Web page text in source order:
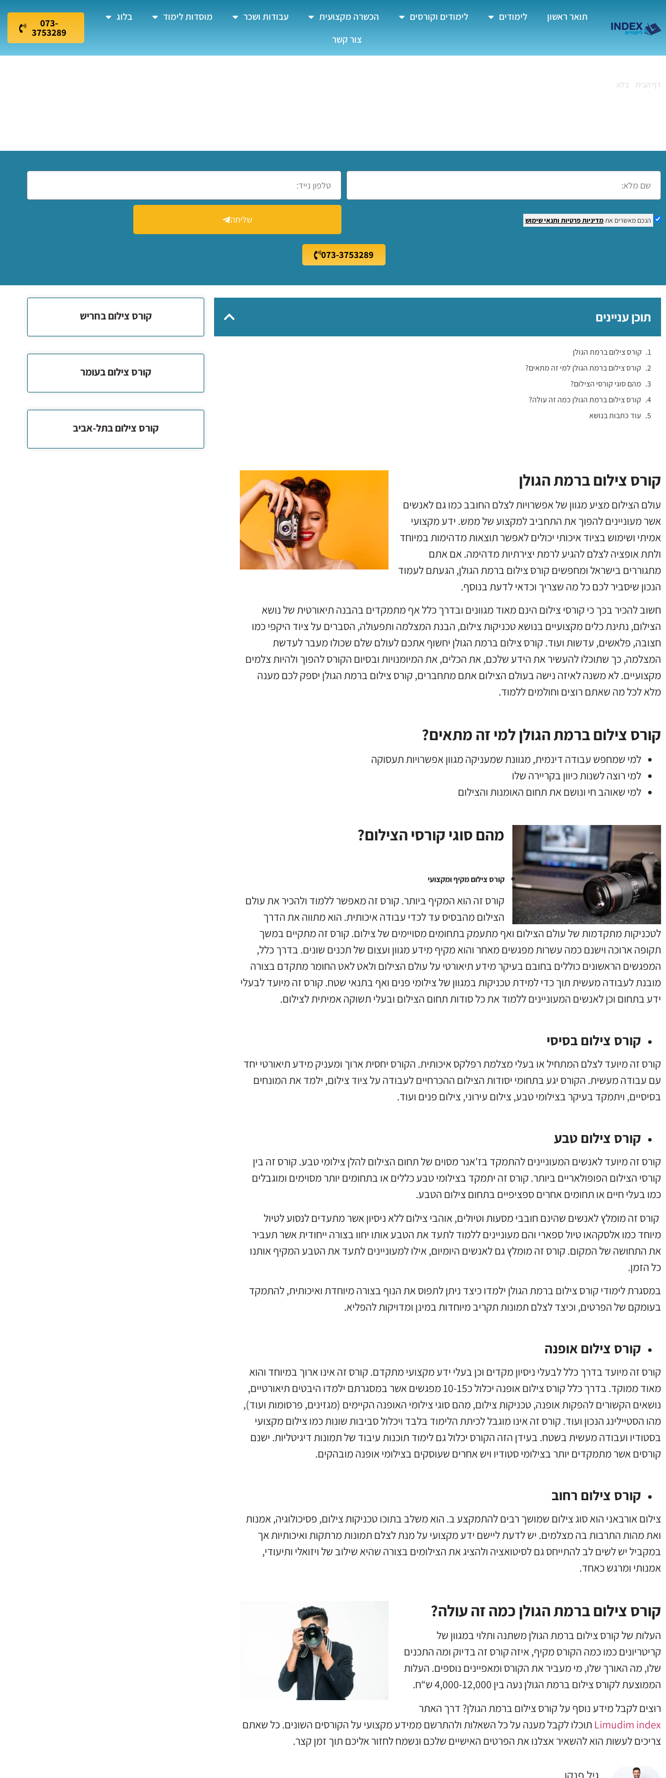
תואר ראשון לימודים לימודים וקורסים הכשרה מקצועית עבודות ושכר מוסדות לימוד
בלוג
צור קשר
073-
3753289
דף הבית בלוג
הנכם מאשרים את מדיניות פרטיות ותנאי שימוש שליחה
073-3753289
תוכן עניינים
קורס צילום ברמת הגולן
קורס צילום ברמת הגולן למי זה מתאים?
מהם סוגי קורסי הצילום?
קורס צילום ברמת הגולן כמה זה עולה?
עוד כתבות בנושא
קורס צילום ברמת הגולן
עולם הצילום מציע מגוון של אפשרויות לצלם החובב כמו גם לאנשים
אשר מעוניינים להפוך את התחביב למקצוע של ממש. ידע מקצועי
אמיתי ושימוש בציוד איכותי יכולים לאפשר תוצאות מדהימות במיוחד
ולתת אופציה לצלם להגיע לרמת יצירתיות מדהימה. אם אתם
מתגוררים בישראל ומחפשים קורס צילום ברמת הגולן, הגעתם לעמוד
הנכון שיסביר לכם כל מה שצריך וכדאי לדעת בנוסף.
חשוב להכיר בכך כי קורסי צילום הינם מאוד מגוונים ובדרך כלל אף מתמקדים בהבנה תיאורטית של נושא
הצילום, נתינת כלים מקצועיים בנושא טכניקות צילום, הבנת המצלמה ותפעולה, הסברים על ציוד היקפי כמו
חצובה, פלאשים, עדשות ועוד. קורס צילום ברמת הגולן יחשוף אתכם לעולם שלם שכולו מעבר לעדשת
המצלמה, כך שתוכלו להעשיר את הידע שלכם, את הכלים, את המיומנויות ובסיום הקורס להפוך ולהיות צלמים
מקצועיים. לא משנה לאיזה נישה בעולם הצילום אתם מתחברים, קורס צילום ברמת הגולן יספק לכם מענה
מלא לכל מה שאתם רוצים וחולמים ללמוד.
קורס צילום ברמת הגולן למי זה מתאים?
למי שמחפש עבודה דינמית, מגוונת שמעניקה מגוון אפשרויות תעסוקה
למי רוצה לשנות כיוון בקריירה שלו
למי שאוהב חי ונושם את תחום האומנות והצילום
מהם סוגי קורסי הצילום?
קורס צילום מקיף ומקצועי
קורס זה הוא המקיף ביותר. קורס זה מאפשר ללמוד ולהכיר את עולם
הצילום מהבסיס עד לכדי עבודה איכותית. הוא מתווה את הדרך
לטכניקות מתקדמות של עולם הצילום ואף מתעמק בתחומים מסויימים של צילום. קורס זה מתקיים במשך
תקופה ארוכה וישנם כמה עשרות מפגשים מאחר והוא מקיף מידע מגוון ועצום של תכנים שונים. בדרך כלל,
המפגשים הראשונים כוללים בחובם בעיקר מידע תיאורטי על עולם הצילום ולאט לאט החומר מתקדם בצורה
מובנת לעבודה מעשית תוך כדי למידת טכניקות במגוון של צילומי פנים ואף בתנאי שטח. קורס זה מיועד לבעלי
ידע בתחום וכן לאנשים המעוניינים ללמוד את כל סודות תחום הצילום ובעלי תשוקה אמיתית לצילום.
קורס צילום בסיסי
קורס זה מיועד לצלם המתחיל או בעלי מצלמת רפלקס איכותית. הקורס יחסית ארוך ומעניק מידע תיאורטי יחד
עם עבודה מעשית. הקורס יגע בתחומי יסודות הצילום ההכרחיים לעבודה על ציוד צילום, ילמד את המונחים
בסיסיים, ויתמקד בעיקר בצילומי טבע, צילום עירוני, צילום פנים ועוד.
קורס צילום טבע
קורס זה מיועד לאנשים המעוניינים להתמקד בז'אנר מסוים של תחום הצילום להלן צילומי טבע. קורס זה בין
קורסי הצילום הפופולאריים ביותר. קורס זה יתמקד בצילומי טבע כללים או בתחומים יותר מסוימים ומוגבלים
כמו בעלי חיים או תחומים אחרים ספציפיים בתחום צילום הטבע.
קורס זה מומלץ לאנשים שהינם חובבי מסעות וטיולים, אוהבי צילום ללא ניסיון אשר מתעדים לנסוע לטיול
מיוחד כמו אלסקהאו טיול ספארי והם מעוניינים ללמוד לתעד את הטבע אותו יחוו בצורה ייחודית אשר תעביר
את התחושה של המקום. קורס זה מומלץ גם לאנשים היומיום, אילו למעוניינים לתעד את הטבע המקיף אותנו
כל הזמן.
במסגרת לימודי קורס צילום ברמת הגולן ילמדו כיצד ניתן לתפוס את הנוף בצורה מיוחדת ואיכותית, להתמקד
בעומקם של הפרטים, וכיצד לצלם תמונות תקריב מיוחדות במינן ומדויקות להפליא.
קורס צילום אופנה
קורס זה מיועד בדרך כלל לבעלי ניסיון מקדים וכן בעלי ידע מקצועי מתקדם. קורס זה אינו ארוך במיוחד והוא
מאוד ממוקד. בדרך כלל קורס צילום אופנה יכלול כ10-15 מפגשים אשר במסגרתם ילמדו היבטים תיאורטיים,
נושאים הקשורים להפקות אופנה, טכניקות צילום, מהם סוגי צילומי האופנה הקיימים (מגזינים, פרסומות ועוד),
מהו הסטיילינג הנכון ועוד. קורס זה אינו מוגבל לכיתת הלימוד בלבד ויכלול סביבות שונות כמו צילום מקצועי
בסטודיו ועבודה מעשית בשטח. בעידן הזה הקורס יכלול גם לימוד תוכנות עיבוד של תמונות דיגיטליות. ישנם
קורסים אשר מתמקדים יותר בצילומי סטודיו ויש אחרים שעוסקים בצילומי אופנה מובהקים.
קורס צילום רחוב
צילום אורבאני הוא סוג צילום שמושך רבים להתמקצע ב. הוא משלב בתוכו טכניקות צילום, פסיכולוגיה, אמנות
ואת מהות התרבות בה מצלמים. יש לדעת ליישם ידע מקצועי על מנת לצלם תמונות מרתקות ואיכותיות אך
במקביל יש לשים לב להתייחס גם לסיטואציה ולהציג את הצילומים בצורה שהיא שילוב של ויזואלי ותיעודי,
אמנותי ומרגש כאחד.
קורס צילום ברמת הגולן כמה זה עולה?
העלות של קורס צילום ברמת הגולן משתנה ותלוי במגוון של
קריטריונים כמו כמה הקורס מקיף, איזה קורס זה בדיוק ומה התכנים
שלו, מה האורך שלו, מי מעביר את הקורס ומאפיינים נוספים. העלות
הממוצעת לקורס צילום ברמת הגולן נעה בין 4,000-12,000 ש“ח.
רוצים לקבל מידע נוסף על קורס צילום ברמת הגולן? דרך האתר
Limudim index תוכלו לקבל מענה על כל השאלות ולהתרשם ממידע מקצועי על הקורסים השונים. כל שאתם
צריכים לעשות הוא להשאיר אצלנו את הפרטים האישיים שלכם ונשמח לחזור אליכם תוך זמן קצר.
קורס צילום בחריש
קורס צילום בעומר
קורס צילום בתל-אביב